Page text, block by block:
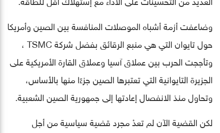
وضاعفت أزمة أشباه الموصلات المنافسة بين الصين وأمريكا
حول تايوان التي هي منبع الرقائق بفضل شركة TSMC ،
وتأججت الحرب بين عملاق آسيا وعملاق القارة الأمريكية على
الجزيرة التايوانية التي تعتبرها الصين جزءًا منها بالأساس،
وتحاول منذ الانفصال إعادتها إلى جمهورية الصين الشعبية.
لكن القضية الآن لم تعدْ مجرد قضية سياسية من أجل